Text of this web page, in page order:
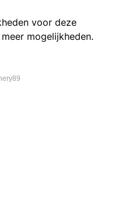
voor deze
mogelijkheden.